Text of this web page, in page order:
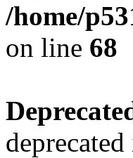
/home/
on line 68
deprecated